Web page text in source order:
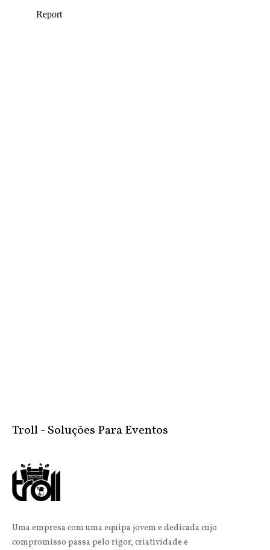
Troll - Soluções Para Eventos
Uma empresa com uma equipa jovem e dedicada cujo
compromisso passa pelo rigor, criatividade e